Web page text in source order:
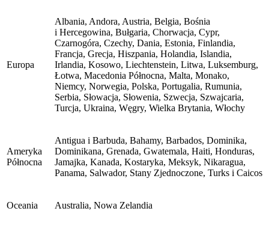
Europa
Albania, Andora, Austria, Belgia, Bośnia
i Hercegowina, Bułgaria, Chorwacja, Cypr,
Czarnogóra, Czechy, Dania, Estonia, Finlandia,
Francja, Grecja, Hiszpania, Holandia, Islandia,
Irlandia, Kosowo, Liechtenstein, Litwa, Luksemburg,
Łotwa, Macedonia Północna, Malta, Monako,
Niemcy, Norwegia, Polska, Portugalia, Rumunia,
Serbia, Słowacja, Słowenia, Szwecja, Szwajcaria,
Turcja, Ukraina, Węgry, Wielka Brytania, Włochy
Ameryka
Północna
Antigua i Barbuda, Bahamy, Barbados, Dominika,
Dominikana, Grenada, Gwatemala, Haiti, Honduras,
Jamajka, Kanada, Kostaryka, Meksyk, Nikaragua,
Panama, Salwador, Stany Zjednoczone, Turks i Caicos
Oceania Australia, Nowa Zelandia